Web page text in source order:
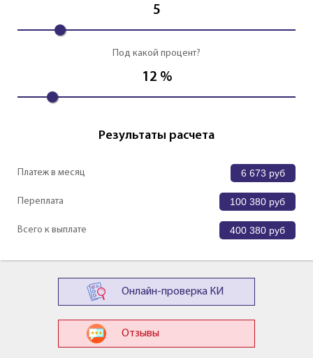
5
Под какой процент?
12 %
Результаты расчета
Платеж в месяц 6 673 руб
Переплата 100 380 руб
Всего к выплате 400 380 руб
Онлайн-проверка КИ
Отзывы